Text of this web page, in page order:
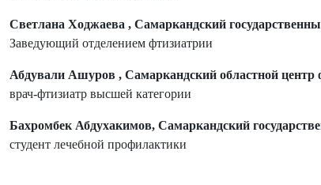
Светлана Ходжаева , Самаркандский
Заведующий отделением фтизиатрии
Абдували Ашуров , Самаркандский областной центр
врач-фтизиатр высшей категории
Бахромбек Абдухакимов, Самаркандский
студент лечебной профилактики